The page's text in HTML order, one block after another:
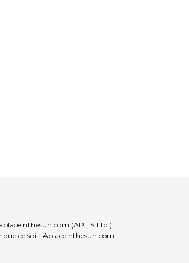
(APITS Ltd.)
ce soit. Aplaceinthesun.com